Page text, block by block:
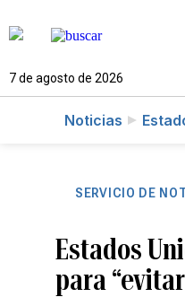
7 de agosto de 2026
Noticias
SERVICIO DE
Estados
para